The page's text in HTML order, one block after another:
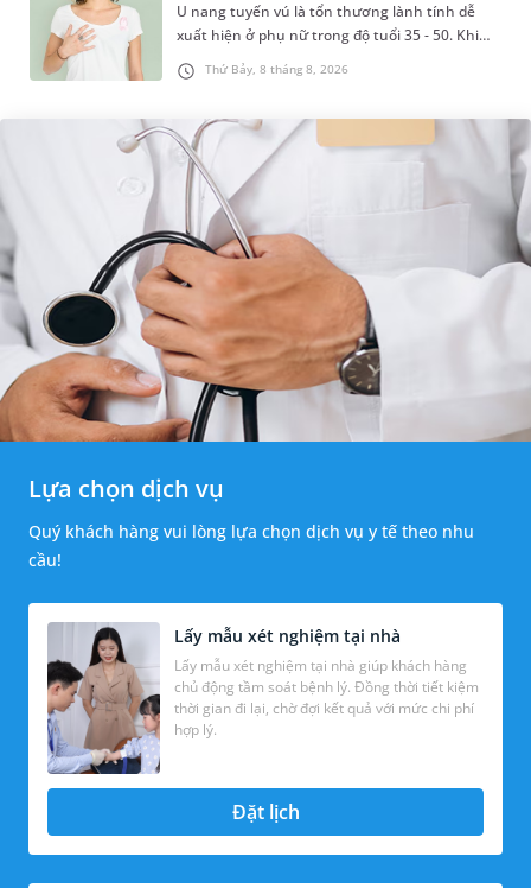
Thứ Bảy, 8 tháng 8, 2026
U nang tuyến vú là tổn thương lành tính dễ
xuất hiện ở phụ nữ trong độ tuổi 35 - 50. Khi
được chẩn đoán mắc bệnh, nhiều người
thường băn khoăn u nang tuyến v...
Lựa chọn dịch vụ
Quý khách hàng vui lòng lựa chọn dịch vụ y tế theo nhu
cầu!
Lấy mẫu xét nghiệm tại nhà
Lấy mẫu xét nghiệm tại nhà giúp khách hàng
chủ động tầm soát bệnh lý. Đồng thời tiết kiệm
thời gian đi lại, chờ đợi kết quả với mức chi phí
hợp lý.
Đặt lịch